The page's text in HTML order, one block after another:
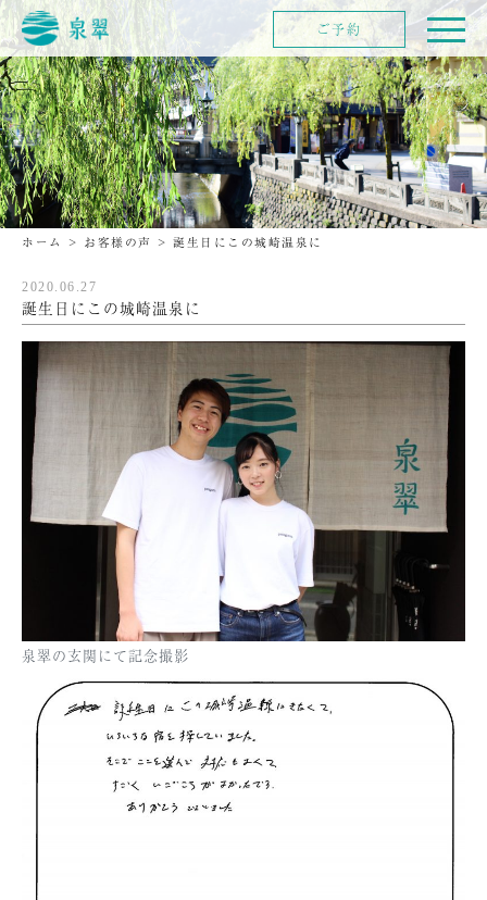
ホーム > お客様の声 > 誕生日にこの城崎温泉に
2020.06.27
誕生日にこの城崎温泉に
泉翠の玄関にて記念撮影
ご予約